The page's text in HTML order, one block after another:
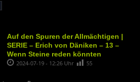
Auf den Spuren der Allmächtigen |
SERIE – Erich von Däniken – 13 –
Wenn Steine reden könnten
2024-07-19 - 12:26 Uhr 55